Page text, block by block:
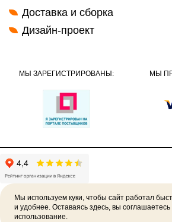
Доставка и сборка
Дизайн-проект
МЫ ЗАРЕГИСТРИРОВАНЫ: МЫ
2026 © Политика
Мы используем куки, чтобы сайт работал
и удобнее. Оставаясь здесь, вы соглашаетесь
использование.